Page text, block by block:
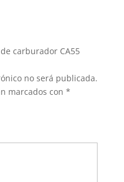
carburador CA55
no será publicada.
marcados con *